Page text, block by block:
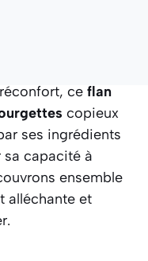
ce flan
copieux
ses ingrédients
sa capacité à
ensemble
alléchante et